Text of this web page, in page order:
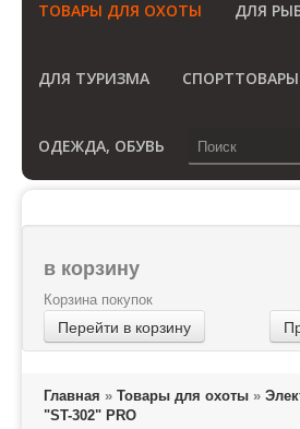
ТОВАРЫ ДЛЯ ОХОТЫ ДЛЯ
ДЛЯ ТУРИЗМА СПОРТТОВАРЫ
ОДЕЖДА, ОБУВЬ
в корзину
Корзина покупок
Перейти в корзину
Главная » Товары для охоты »
"ST-302" PRO